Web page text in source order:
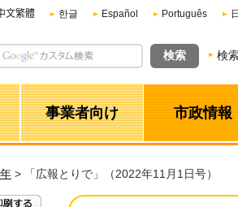
文繁體 한글 Español Português
検
事業者向け 市政情報
> 「広報とりで」（2022年11月1日号）